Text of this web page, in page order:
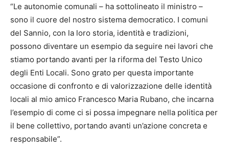
“Le autonomie comunali – ha sottolineato il ministro –
sono il cuore del nostro sistema democratico. I comuni
del Sannio, con la loro storia, identità e tradizioni,
possono diventare un esempio da seguire nei lavori che
stiamo portando avanti per la riforma del Testo Unico
degli Enti Locali. Sono grato per questa importante
occasione di confronto e di valorizzazione delle identità
locali al mio amico Francesco Maria Rubano, che incarna
l’esempio di come ci si possa impegnare nella politica per
il bene collettivo, portando avanti un’azione concreta e
responsabile”.